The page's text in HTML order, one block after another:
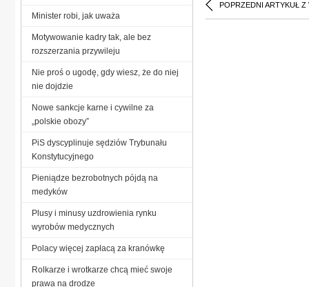
POPRZEDNI ARTYKUŁ Z
Minister robi, jak uważa
Motywowanie kadry tak, ale bez
rozszerzania przywileju
Nie proś o ugodę, gdy wiesz, że do niej
nie dojdzie
Nowe sankcje karne i cywilne za
„polskie obozy”
PiS dyscyplinuje sędziów Trybunału
Konstytucyjnego
Pieniądze bezrobotnych pójdą na
medyków
Plusy i minusy uzdrowienia rynku
wyrobów medycznych
Polacy więcej zapłacą za kranówkę
Rolkarze i wrotkarze chcą mieć swoje
prawa na drodze